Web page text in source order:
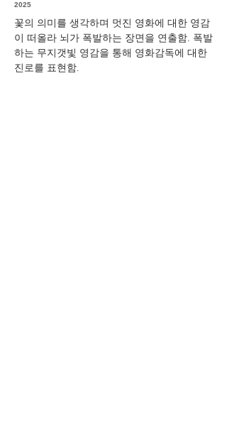
2025
꽃의 의미를 생각하며 멋진 영화에 대한 영감
이 떠올라 뇌가 폭발하는 장면을 연출함. 폭발
하는 무지갯빛 영감을 통해 영화감독에 대한
진로를 표현함.